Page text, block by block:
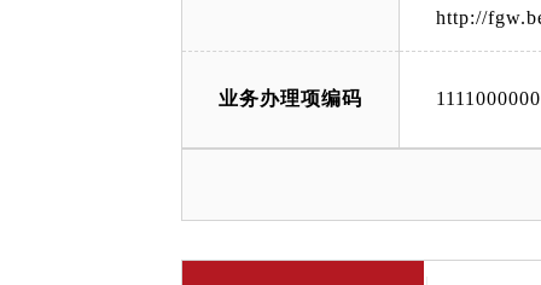
http://
业务办理项编码